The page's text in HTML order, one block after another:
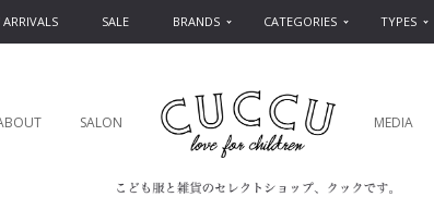
ARRIVALS SALE BRANDS CATEGORIES TYPES
SALON MEDIA